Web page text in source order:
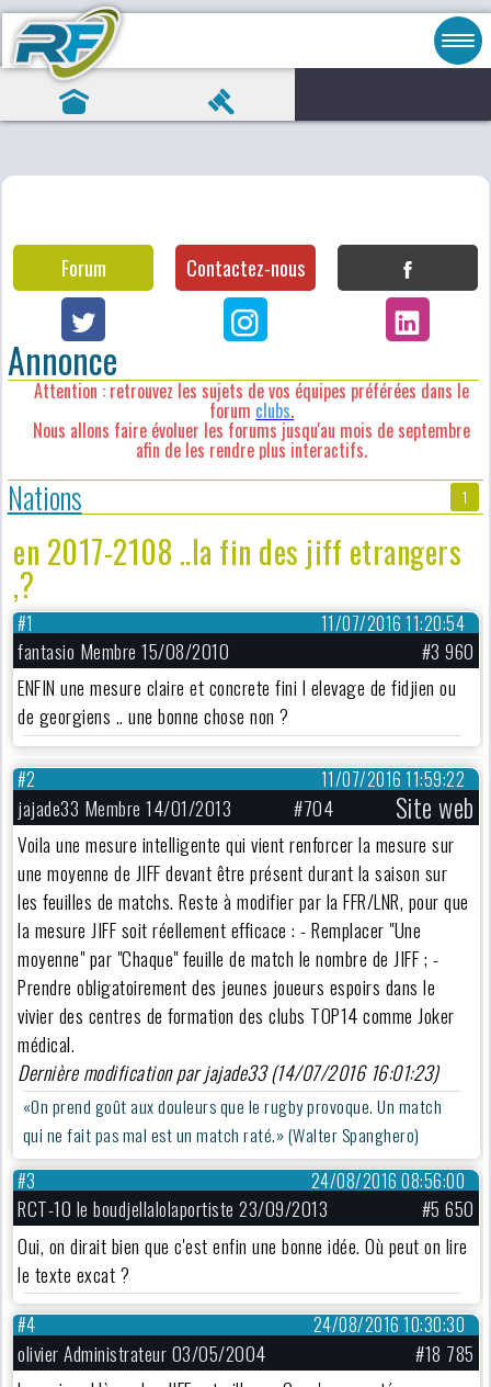
Forum Contactez-nous
Annonce
Attention : retrouvez les sujets de vos équipes préférées dans le
forum clubs.
Nous allons faire évoluer les forums jusqu'au mois de septembre
afin de les rendre plus interactifs.
Nations 1
en 2017-2108 ..la fin des jiff etrangers
,?
11/07/2016 11:20:54
#1
fantasio Membre 15/08/2010
#3 960
ENFIN une mesure claire et concrete fini l elevage de fidjien ou
de georgiens .. une bonne chose non ?
11/07/2016 11:59:22
#2
jajade33 Membre 14/01/2013 #704 Site web
Voila une mesure intelligente qui vient renforcer la mesure sur
une moyenne de JIFF devant être présent durant la saison sur
les feuilles de matchs. Reste à modifier par la FFR/LNR, pour que
la mesure JIFF soit réellement efficace : - Remplacer "Une
moyenne" par "Chaque" feuille de match le nombre de JIFF ; -
Prendre obligatoirement des jeunes joueurs espoirs dans le
vivier des centres de formation des clubs TOP14 comme Joker
médical.
Dernière modification par jajade33 (14/07/2016 16:01:23)
«On prend goût aux douleurs que le rugby provoque. Un match
qui ne fait pas mal est un match raté.» (Walter Spanghero)
24/08/2016 08:56:00
#3
RCT-10 le boudjellalolaportiste 23/09/2013
#5 650
Oui, on dirait bien que c'est enfin une bonne idée. Où peut on lire
le texte excat ?
24/08/2016 10:30:30
#4
olivier Administrateur 03/05/2004
#18 785